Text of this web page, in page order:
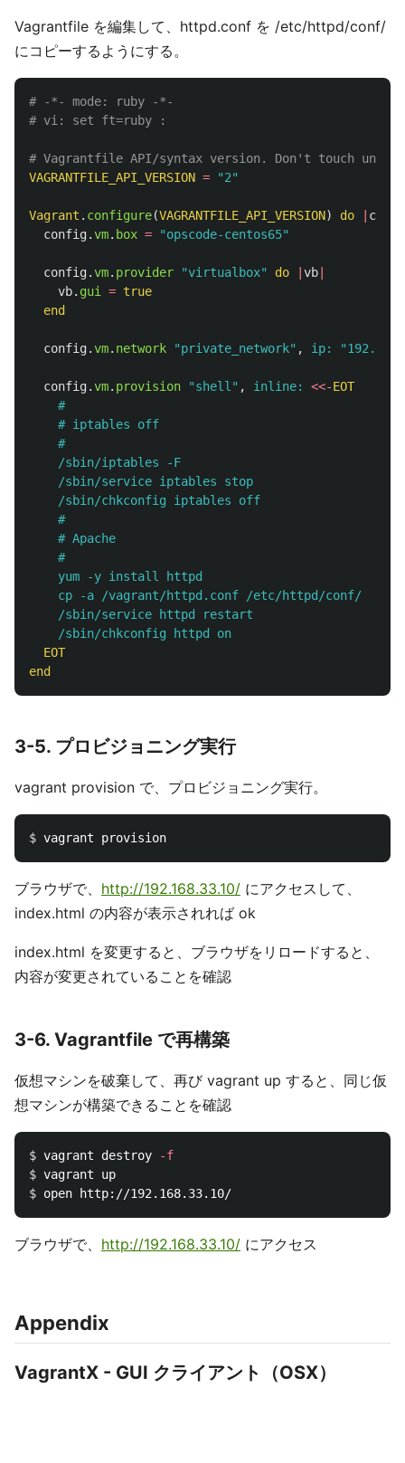
Vagrantfile を編集して、httpd.conf を /etc/httpd/conf/
にコピーするようにする。
# -*- mode: ruby -*-
# vi: set ft=ruby :
# Vagrantfile API/syntax version. Don't touch
VAGRANTFILE_API_VERSION = "2"
Vagrant . configure(VAGRANTFILE_API_VERSION) do
config.vm. box = "opscode-centos65"
config.vm. provider "virtualbox" do vb
vb. gui = true
end
config.vm. network "private_network" , ip:
config.vm. provision "shell" , inline: <<-EOT
    #
    # iptables off
    #
    /sbin/iptables -F
    /sbin/service iptables stop
    /sbin/chkconfig iptables off
    #
    # Apache
    #
    yum -y install httpd
cp -a /vagrant/httpd.conf /etc/httpd/conf/  #
    /sbin/service httpd restart
  EOT
end
3-5. プロビジョニング実行
vagrant provision で、プロビジョニング実行。
$
ブラウザで、 http://192.168.33.10/ にアクセスして、
index.html の内容が表示されれば ok
index.html を変更すると、ブラウザをリロードすると、
内容が変更されていることを確認
3-6. Vagrantfile で再構築
仮想マシンを破棄して、再び vagrant up すると、同じ仮
想マシンが構築できることを確認
$ vagrant destroy
-f
$
$
ブラウザで、 http://192.168.33.10/ にアクセス
Appendix
VagrantX - GUI クライアント（OSX）